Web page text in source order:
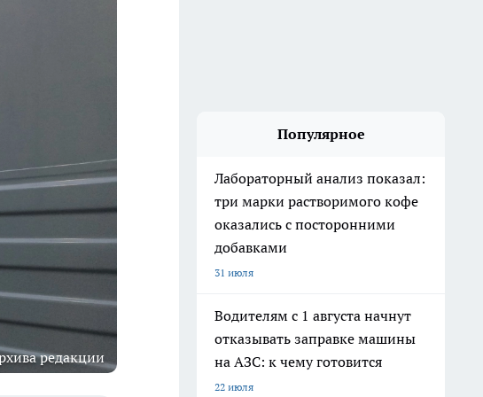
редакции
Популярное
Лабораторный анализ показал:
три марки растворимого кофе
оказались с посторонними
добавками
31 июля
Водителям с 1 августа начнут
отказывать заправке машины
на АЗС: к чему готовится
22 июля